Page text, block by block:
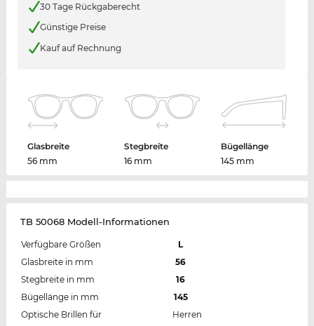
30 Tage Rückgaberecht
Günstige Preise
Kauf auf Rechnung
Glasbreite
56 mm
Stegbreite
16 mm
Bügellänge
145 mm
TB 50068 Modell-Informationen
Verfügbare Größen
L
Glasbreite in mm
56
Stegbreite in mm
16
Bügellänge in mm
145
Optische Brillen für
Herren